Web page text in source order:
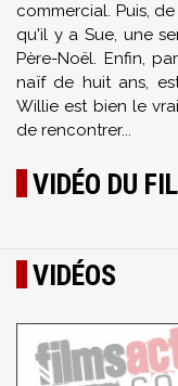
commercial. Puis,
qu'il y a Sue, une
Père-Noël. Enfin,
naïf de huit ans,
Willie est bien le
de rencontrer...
VIDÉO DU
VIDÉOS